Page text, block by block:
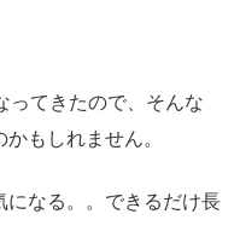
ってきたので、そんな
もしれません。
になる。。できるだけ長